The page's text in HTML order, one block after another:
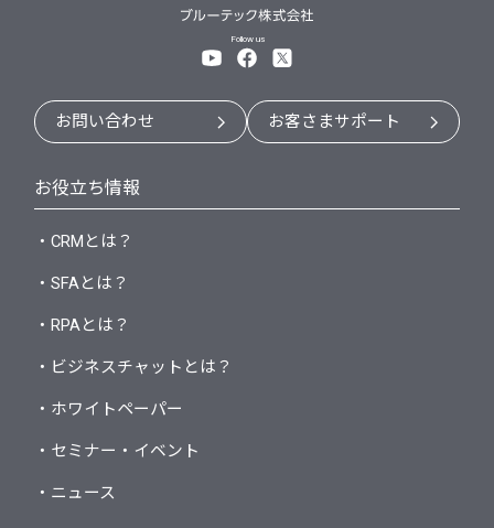
Follow us
お問い合わせ お客さまサポート
お役立ち情報
・CRMとは？
・SFAとは？
・RPAとは？
・ビジネスチャットとは？
・ホワイトペーパー
・セミナー・イベント
・ニュース